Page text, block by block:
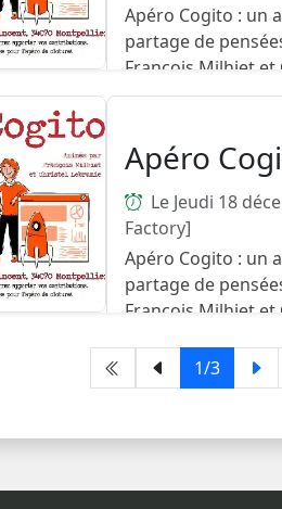
Apéro Cogito : un
partage de
François Milhiet et
mois : les
Apéro
Le Jeudi 18
Factory]
Apéro Cogito : un
partage de
François Milhiet et
mois, n...1/3